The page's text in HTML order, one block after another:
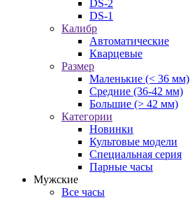
DS-2
DS-1
Калибр
Автоматические
Кварцевые
Размер
Маленькие (< 36 мм)
Средние (36-42 мм)
Большие (> 42 мм)
Категории
Новинки
Культовые модели
Специальная серия
Парные часы
Мужские
Все часы